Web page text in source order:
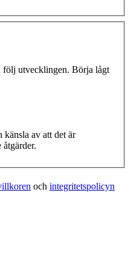
följ utvecklingen. Börja lågt
känsla av att det är
och integritetspolicyn